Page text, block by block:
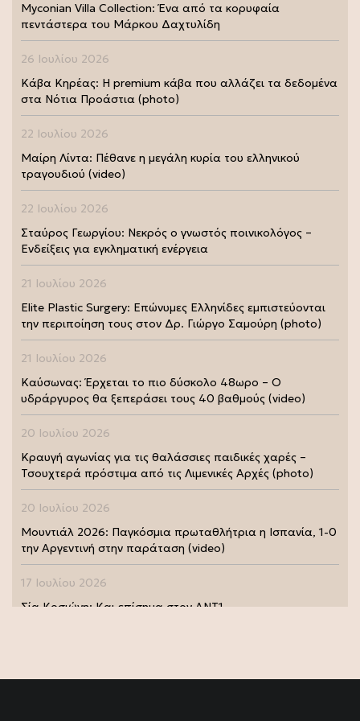
Myconian Villa Collection: Ένα από τα κορυφαία
πεντάστερα του Μάρκου Δαχτυλίδη
26 Ιουλίου 2026
Κάβα Κηρέας: Η premium κάβα που αλλάζει τα δεδομένα
στα Νότια Προάστια (photo)
22 Ιουλίου 2026
Μαίρη Λίντα: Πέθανε η μεγάλη κυρία του ελληνικού
τραγουδιού (video)
22 Ιουλίου 2026
Σταύρος Γεωργίου: Νεκρός ο γνωστός ποινικολόγος –
Ενδείξεις για εγκληματική ενέργεια
21 Ιουλίου 2026
Elite Plastic Surgery: Επώνυμες Ελληνίδες εμπιστεύονται
την περιποίηση τους στον Δρ. Γιώργο Σαμούρη (photo)
21 Ιουλίου 2026
Καύσωνας: Έρχεται το πιο δύσκολο 48ωρο – Ο
υδράργυρος θα ξεπεράσει τους 40 βαθμούς (video)
20 Ιουλίου 2026
Κραυγή αγωνίας για τις θαλάσσιες παιδικές χαρές –
Τσουχτερά πρόστιμα από τις Λιμενικές Αρχές (photo)
20 Ιουλίου 2026
Μουντιάλ 2026: Παγκόσμια πρωταθλήτρια η Ισπανία, 1-0
την Αργεντινή στην παράταση (video)
17 Ιουλίου 2026
Σία Κοσιώνη: Και επίσημα στον ΑΝΤ1
της Μάρως Κοντού (photo)